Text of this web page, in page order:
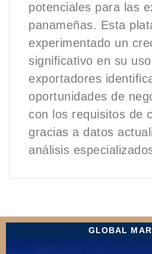
potenciales para las
panameñas. Esta
experimentado un
significativo en su
exportadores
oportunidades de
con los requisitos de
gracias a datos
análisis
GLOBAL